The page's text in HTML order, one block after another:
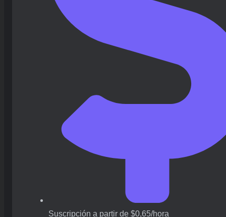
Suscripción a partir de $0,65/hora